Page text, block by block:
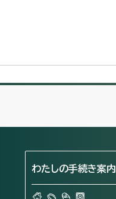
わたしの手続き案内